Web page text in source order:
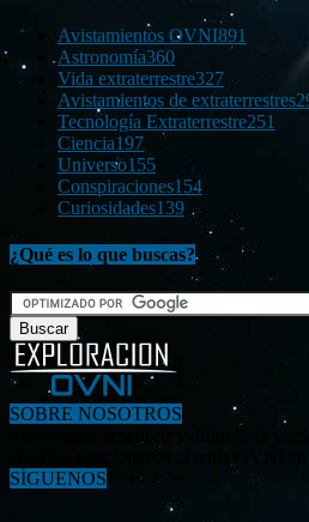
Avistamientos OVNI891
Astronomía360
Vida extraterrestre327
Avistamientos de extraterrestres
Tecnología Extraterrestre251
Ciencia197
Universo155
Conspiraciones154
Curiosidades139
¿Qué es lo que buscas?
SOBRE NOSOTROS
«Investigar, descubrir y difundir la
enigmas relacionados al tema OVNI
SÍGUENOS